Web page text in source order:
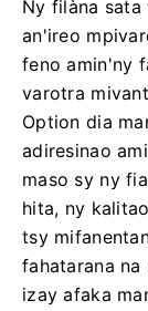
Ny filàna sata
an'ireo
feno amin'ny
varotra
Option dia
adiresinao
maso sy ny
hita, ny
tsy
fahatarana
izay afaka